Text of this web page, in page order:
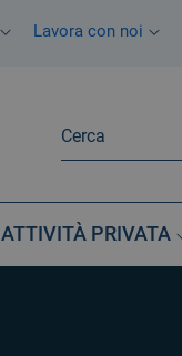
Lavora con noi
ATTIVITÀ PRIVATA